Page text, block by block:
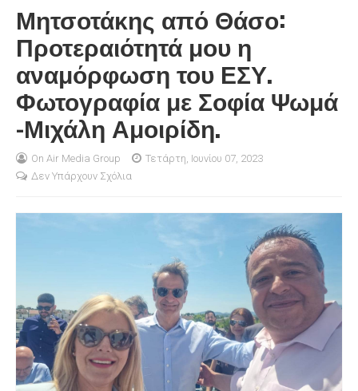
AKIN
NEW
Μητσοτάκης από Θάσο:
Προτεραιότητά μου η
αναμόρφωση του ΕΣΥ.
Φωτογραφία με Σοφία Ψωμά
-Μιχάλη Αμοιρίδη.
On Air Media Group
Τετάρτη, Ιουνίου 07, 2023
Δεν Υπάρχουν Σχόλια